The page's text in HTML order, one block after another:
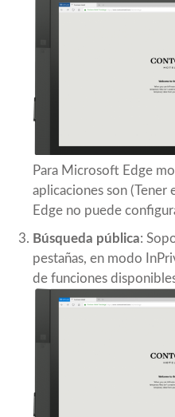
Para Microsoft Edge
aplicaciones son
Edge no puede
Búsqueda pública:
pestañas, en modo
de funciones